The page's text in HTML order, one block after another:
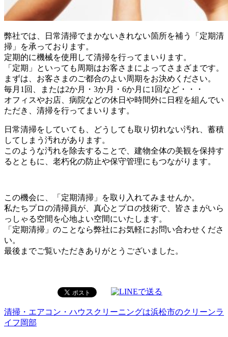
弊社では、日常清掃でまかないきれない箇所を補う「定期清
掃」を承っております。
定期的に機械を使用して清掃を行ってまいります。
「定期」といっても周期はお客さまによってさまざまです。
まずは、お客さまのご都合のよい周期をお決めください。
毎月1回、または2か月・3か月・6か月に1回など・・・
オフィスやお店、病院などの休日や時間外に日程を組んでい
ただき、清掃を行ってまいります。
日常清掃をしていても、どうしても取り切れない汚れ、蓄積
してしまう汚れがあります。
このような汚れを除去することで、建物全体の美観を保持す
るとともに、老朽化の防止や保守管理にもつながります。
この機会に、「定期清掃」を取り入れてみませんか。
私たちプロの清掃員が、真心とプロの技術で、皆さまがいら
っしゃる空間を心地よい空間にいたします。
「定期清掃」のことなら弊社にお気軽にお問い合わせくださ
い。
最後までご覧いただきありがとうございました。
清掃・エアコン・ハウスクリーニングは浜松市のクリーンラ
イフ岡部